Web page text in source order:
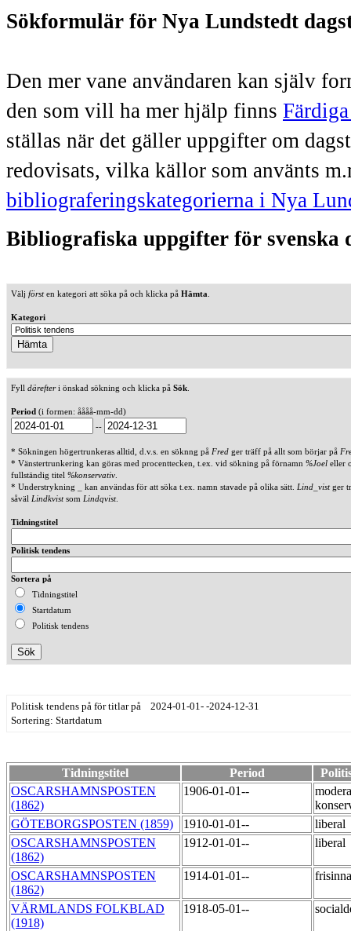
Sökformulär för Nya Lundstedt
Den mer vane användaren kan själv
den som vill ha mer hjälp finns
ställas när det gäller uppgifter om
redovisats, vilka källor som använts
bibliograferingskategorierna i Nya
Bibliografiska uppgifter för svenska
Välj försten kategori att söka på och klicka på Hämta
Kategori
Fyll därefteri önskad sökning och klicka på Sök
Period (i formen: åååå-mm-dd)
--
* Sökningen högertrunkeras alltid, d.v.s. en söknng på Fred ger träff på allt som börjar på
* Vänstertrunkering kan göras med procenttecken, t.ex. vid sökning på förnamn %Joel eller
fullständig titel %konservativ
* Understrykning _ kan användas för att söka t.ex. namn stavade på olika sätt. Lind_vistger
såväl Lindkvistsom Lindqvist.
Tidningstitel
Politisk tendens
Sortera på
Tidningstitel
Startdatum
Politisk tendens
Politisk tendens på för titlar på 2024-01-01- -2024-12-31
Sortering: Startdatum
Tidningstitel Period
OSCARSHAMNSPOSTEN
(1862)
1906-01-01--
GÖTEBORGSPOSTEN (1859)
1910-01-01--
liberal
OSCARSHAMNSPOSTEN
(1862)
1912-01-01-- liberal
OSCARSHAMNSPOSTEN
(1862)
1914-01-01--
VÄRMLANDS FOLKBLAD
(1918)
1918-05-01--